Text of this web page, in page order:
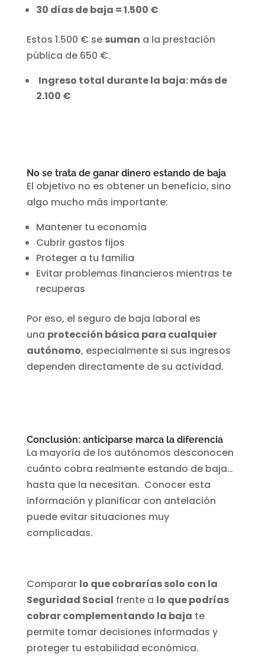
30 días de baja = 1.500 €
Estos 1.500 € se suman a la prestación
pública de 650 €.
Ingreso total durante la baja: más de
2.100 €
No se trata de ganar dinero estando de baja
El objetivo no es obtener un beneficio, sino
algo mucho más importante:
Mantener tu economía
Cubrir gastos fijos
Proteger a tu familia
Evitar problemas financieros mientras te
recuperas
Por eso, el seguro de baja laboral es
una protección básica para cualquier
autónomo, especialmente si sus ingresos
dependen directamente de su actividad.
Conclusión: anticiparse marca la diferencia
La mayoría de los autónomos desconocen
cuánto cobra realmente estando de baja…
hasta que la necesitan. Conocer esta
información y planificar con antelación
puede evitar situaciones muy
complicadas.
Comparar lo que cobrarías solo con la
Seguridad Social frente a lo que podrías
cobrar complementando la baja te
permite tomar decisiones informadas y
proteger tu estabilidad económica.